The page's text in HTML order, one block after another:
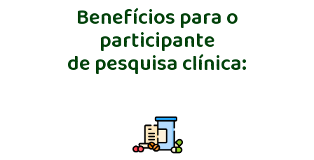
Benefícios para o
participante
de pesquisa clínica: